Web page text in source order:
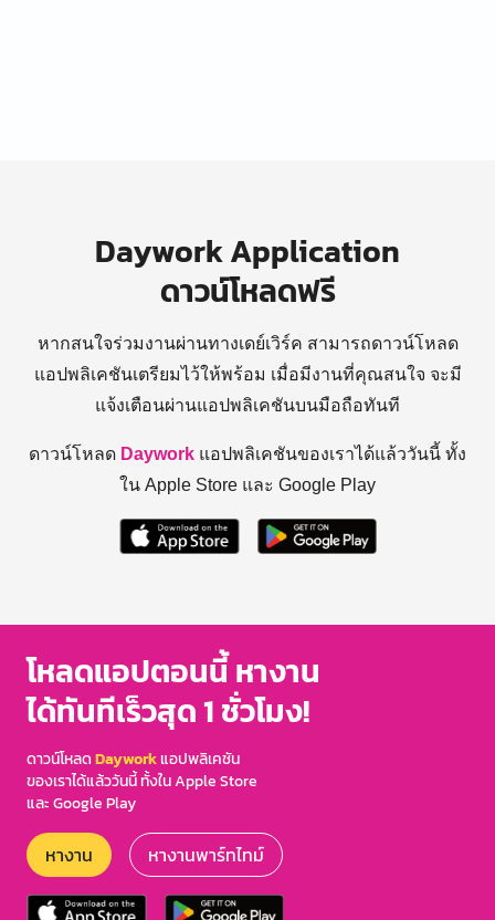
Daywork Application
ดาวน์โหลดฟรี
หากสนใจร่วมงานผ่านทางเดย์เวิร์ค สามารถดาวน์โหลด
แอปพลิเคชันเตรียมไว้ให้พร้อม เมื่อมีงานที่คุณสนใจ จะมี
แจ้งเตือนผ่านแอปพลิเคชันบนมือถือทันที
ดาวน์โหลด Daywork แอปพลิเคชันของเราได้แล้ววันนี้ ทั้ง
ใน Apple Store และ Google Play
โหลดแอปตอนนี้ หางาน
ได้ทันทีเร็วสุด 1 ชั่วโมง!
ดาวน์โหลดDayworkแอปพลิเคชัน
ของเราได้แล้ววันนี้ ทั้งใน Apple Store
และ Google Play
หางาน หางานพาร์ทไทม์